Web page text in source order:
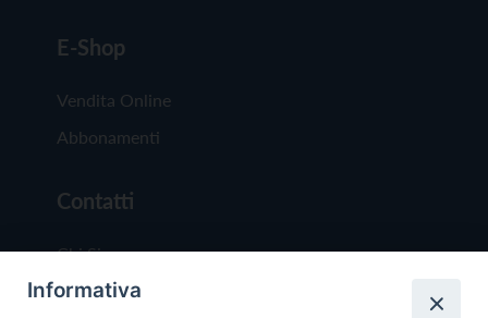
E-Shop
Vendita Online
Abbonamenti
Contatti
Chi Siamo
Redazione
Informativa